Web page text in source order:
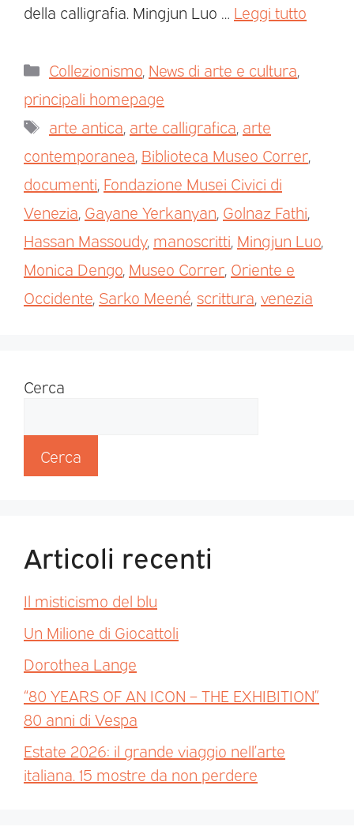
della calligrafia. Mingjun Luo … Leggi tutto
Collezionismo News di arte e cultura
principali homepage
arte antica arte calligrafica arte
contemporanea Biblioteca Museo Correr
documenti Fondazione Musei Civici di
Venezia Gayane Yerkanyan Golnaz Fathi
Hassan Massoudy, manoscritti Mingjun Luo
Monica Dengo Museo Correr Oriente e
Occidente Sarko Meené scrittura venezia
Cerca
Cerca
Articoli recenti
Il misticismo del blu
Un Milione di Giocattoli
Dorothea Lange
“80 YEARS OF AN ICON – THE EXHIBITION”
80 anni di Vespa
Estate 2026: il grande viaggio nell’arte
italiana. 15 mostre da non perdere